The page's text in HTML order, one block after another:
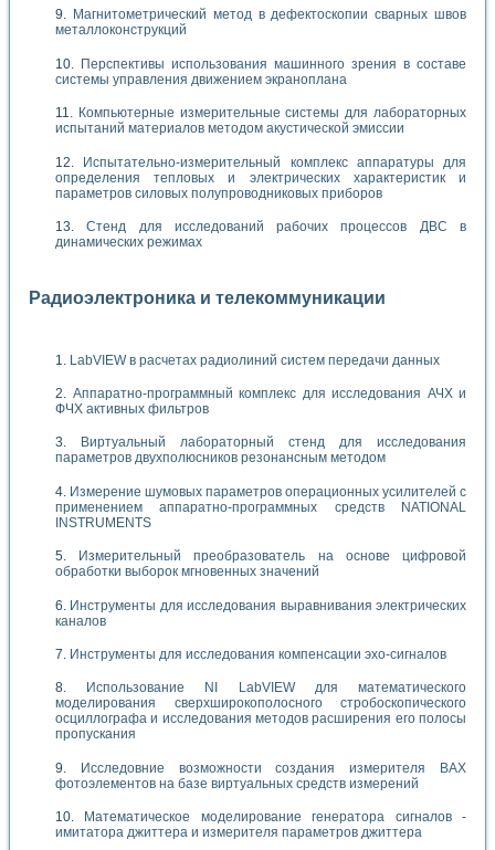
Магнитометрический метод в дефектоскопии сварных швов
металлоконструкций
Перспективы использования машинного зрения в составе
системы управления движением экраноплана
Компьютерные измерительные системы для лабораторных
испытаний материалов методом акустической эмиссии
Испытательно-измерительный комплекс аппаратуры для
определения тепловых и электрических характеристик и
параметров силовых полупроводниковых приборов
Стенд для исследований рабочих процессов ДВС в
динамических режимах
Радиоэлектроника и телекоммуникации
LabVIEW в расчетах радиолиний систем передачи данных
Аппаратно-программный комплекс для исследования АЧХ и
ФЧХ активных фильтров
Виртуальный лабораторный стенд для исследования
параметров двухполюсников резонансным методом
Измерение шумовых параметров операционных усилителей с
применением аппаратно-программных средств NATIONAL
INSTRUMENTS
Измерительный преобразователь на основе цифровой
обработки выборок мгновенных значений
Инструменты для исследования выравнивания электрических
каналов
Инструменты для исследования компенсации эхо-сигналов
Использование NI LabVIEW для математического
моделирования сверхширокополосного стробоскопического
осциллографа и исследования методов расширения его полосы
пропускания
Исследовние возможности создания измерителя ВАХ
фотоэлементов на базе виртуальных средств измерений
Математическое моделирование генератора сигналов -
имитатора джиттера и измерителя параметров джиттера